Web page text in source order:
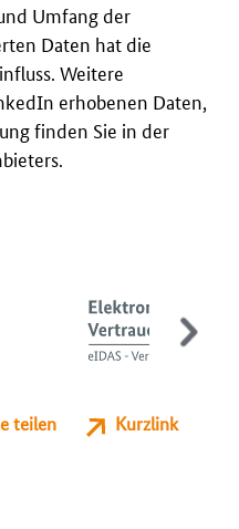
Umfang der
Daten hat die
Weitere
erhobenen Daten,
finden Sie in der
teilen Kurzlink